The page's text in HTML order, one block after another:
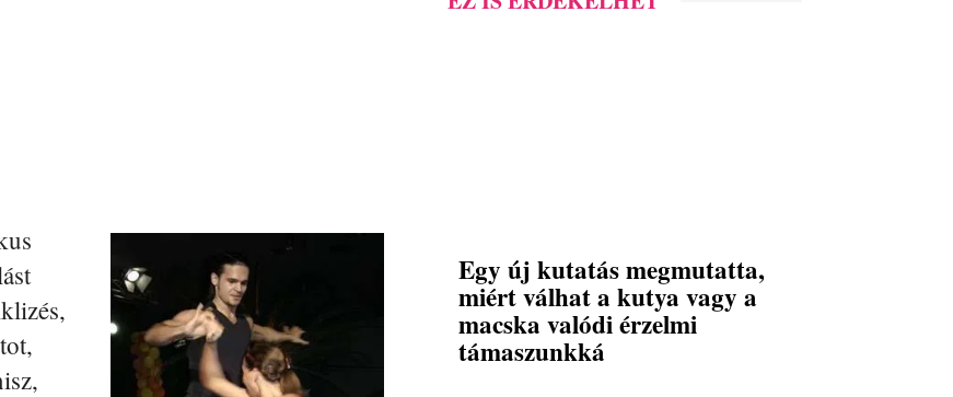
Egy új kutatás megmutatta,
miért válhat a kutya vagy a
macska valódi érzelmi
támaszunkká